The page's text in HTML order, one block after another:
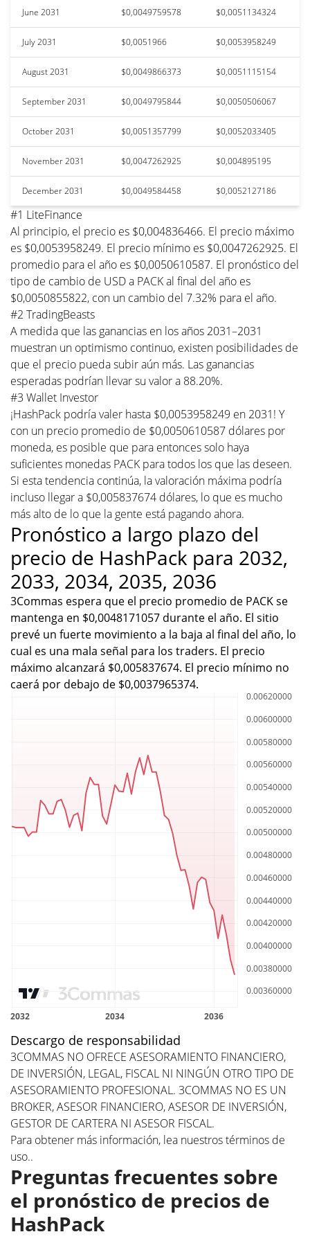
June 2031 $0,0049759578 $0,0051134324
July 2031 $0,0051966 $0,0053958249
August 2031 $0,0049866373 $0,0051115154
September 2031 $0,0049795844 $0,0050506067
October 2031 $0,0051357799 $0,0052033405
November 2031 $0,0047262925 $0,004895195
December 2031 $0,0049584458 $0,0052127186
#1 LiteFinance
Al principio, el precio es $0,004836466. El precio máximo
es $0,0053958249. El precio mínimo es $0,0047262925. El
promedio para el año es $0,0050610587. El pronóstico del
tipo de cambio de USD a PACK al final del año es
$0,0050855822, con un cambio del 7.32% para el año.
#2 TradingBeasts
A medida que las ganancias en los años 2031–2031
muestran un optimismo continuo, existen posibilidades de
que el precio pueda subir aún más. Las ganancias
esperadas podrían llevar su valor a 88.20%.
#3 Wallet Investor
¡HashPack podría valer hasta $0,0053958249 en 2031! Y
con un precio promedio de $0,0050610587 dólares por
moneda, es posible que para entonces solo haya
suficientes monedas PACK para todos los que las deseen.
Si esta tendencia continúa, la valoración máxima podría
incluso llegar a $0,005837674 dólares, lo que es mucho
más alto de lo que la gente está pagando ahora.
Pronóstico a largo plazo del
precio de HashPack para 2032,
2033, 2034, 2035, 2036
3Commas espera que el precio promedio de PACK se
mantenga en $0,0048171057 durante el año. El sitio
prevé un fuerte movimiento a la baja al final del año, lo
cual es una mala señal para los traders. El precio
máximo alcanzará $0,005837674. El precio mínimo no
caerá por debajo de $0,0037965374.
Descargo de responsabilidad
3COMMAS NO OFRECE ASESORAMIENTO FINANCIERO,
DE INVERSIÓN, LEGAL, FISCAL NI NINGÚN OTRO TIPO DE
ASESORAMIENTO PROFESIONAL. 3COMMAS NO ES UN
BROKER, ASESOR FINANCIERO, ASESOR DE INVERSIÓN,
GESTOR DE CARTERA NI ASESOR FISCAL.
Para obtener más información, lea nuestrostérminos de
uso..
Preguntas frecuentes sobre
el pronóstico de precios de
HashPack